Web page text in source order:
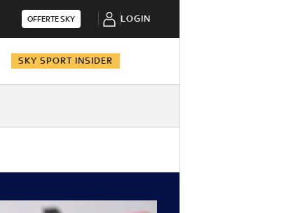
OFFERTE SKY LOGIN
SKY SPORT INSIDER